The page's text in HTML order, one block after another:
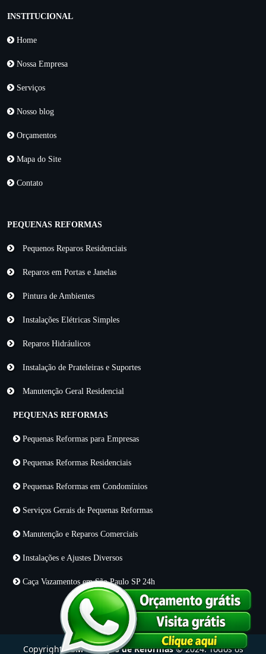
INSTITUCIONAL
Home
Nossa Empresa
Serviços
Nosso blog
Orçamentos
Mapa do Site
Contato
PEQUENAS REFORMAS
Pequenos Reparos Residenciais
Reparos em Portas e Janelas
Pintura de Ambientes
Instalações Elétricas Simples
Reparos Hidráulicos
Instalação de Prateleiras e Suportes
Manutenção Geral Residencial
PEQUENAS REFORMAS
Pequenas Reformas para Empresas
Pequenas Reformas Residenciais
Pequenas Reformas em Condomínios
Serviços Gerais de Pequenas Reformas
Manutenção e Reparos Comerciais
Instalações e Ajustes Diversos
Caça Vazamentos em São Paulo SP 24h
CopyrightKBM Serviços de Reformas© 2024. Todos os